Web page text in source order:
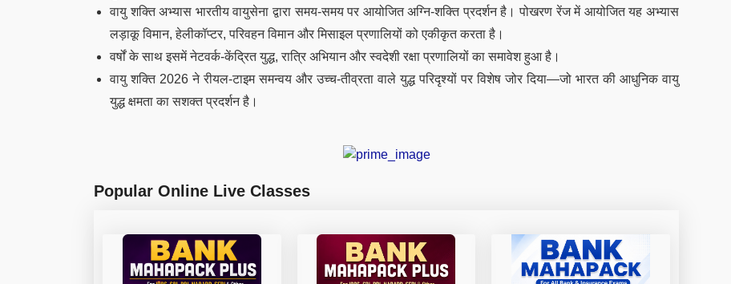
वायु शक्ति अभ्यास भारतीय वायुसेना द्वारा समय-समय पर आयोजित अग्नि-शक्ति प्रदर्शन है। पोखरण रेंज में आयोजित यह अभ्यास
लड़ाकू विमान, हेलीकॉप्टर, परिवहन विमान और मिसाइल प्रणालियों को एकीकृत करता है।
वर्षों के साथ इसमें नेटवर्क-केंद्रित युद्ध, रात्रि अभियान और स्वदेशी रक्षा प्रणालियों का समावेश हुआ है।
वायु शक्ति 2026 ने रीयल-टाइम समन्वय और उच्च-तीव्रता वाले युद्ध परिदृश्यों पर विशेष जोर दिया—जो भारत की आधुनिक वायु
युद्ध क्षमता का सशक्त प्रदर्शन है।
Popular Online Live Classes